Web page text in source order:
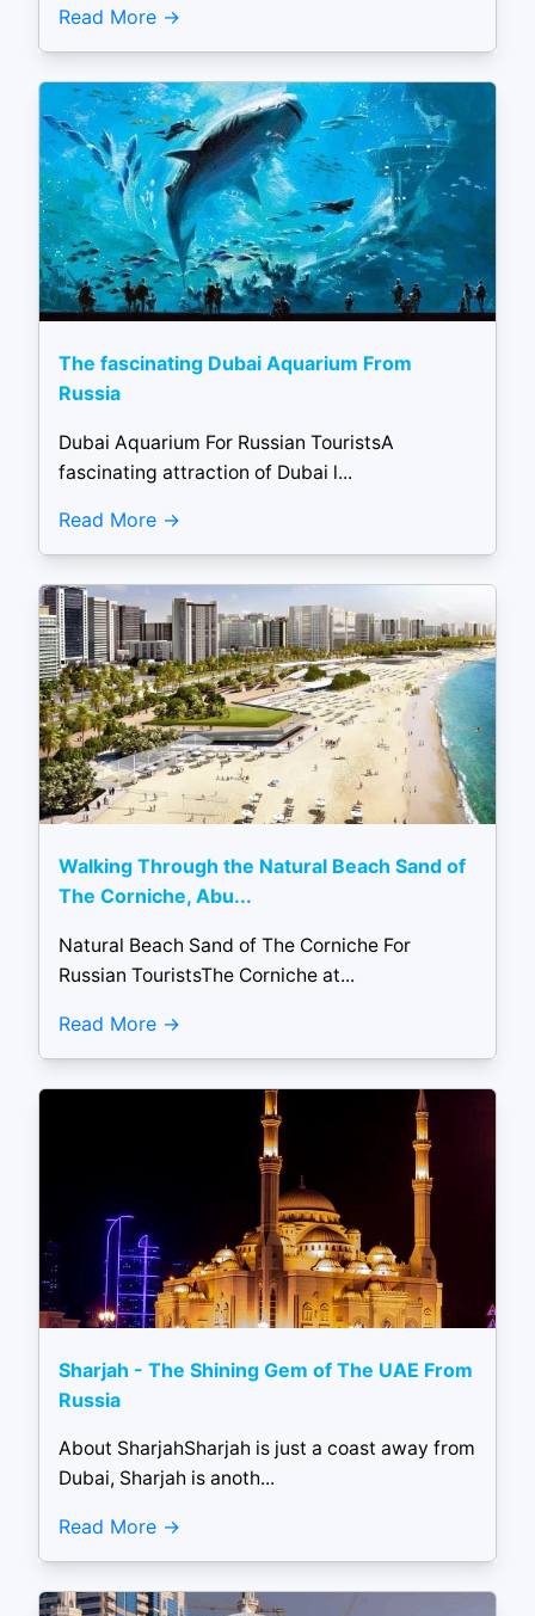
Read More
The fascinating Dubai Aquarium From
Russia
Dubai Aquarium For Russian TouristsA
fascinating attraction of Dubai l...
Read More
Walking Through the Natural Beach Sand of
The Corniche, Abu...
Natural Beach Sand of The Corniche For
Russian TouristsThe Corniche at...
Read More
Sharjah - The Shining Gem of The UAE From
Russia
About SharjahSharjah is just a coast away from
Dubai, Sharjah is anoth...
Read More